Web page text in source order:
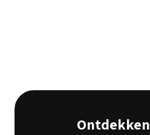
Ontdekken